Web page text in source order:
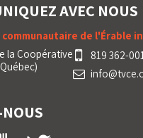
AVEC NOUS
de l'Érable
la Coopérative
819 362-